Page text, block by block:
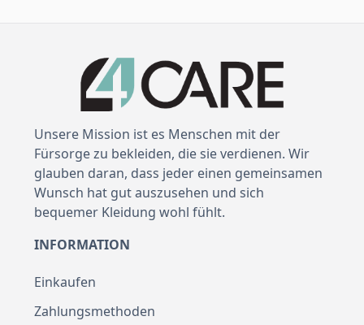
Unsere Mission ist es Menschen mit der
Fürsorge zu bekleiden, die sie verdienen. Wir
glauben daran, dass jeder einen gemeinsamen
Wunsch hat gut auszusehen und sich
bequemer Kleidung wohl fühlt.
INFORMATION
Einkaufen
Zahlungsmethoden